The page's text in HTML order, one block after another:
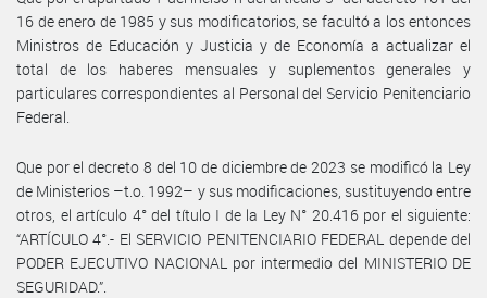
16 de enero de 1985 y sus modificatorios, se facultó a los entonces
Ministros de Educación y Justicia y de Economía a actualizar el
total de los haberes mensuales y suplementos generales y
particulares correspondientes al Personal del Servicio Penitenciario
Federal.
Que por el decreto 8 del 10 de diciembre de 2023 se modificó la Ley
de Ministerios –t.o. 1992– y sus modificaciones, sustituyendo entre
otros, el artículo 4° del título I de la Ley N° 20.416 por el siguiente:
“ARTÍCULO 4°.- El SERVICIO PENITENCIARIO FEDERAL depende del
PODER EJECUTIVO NACIONAL por intermedio del MINISTERIO DE
SEGURIDAD.”.